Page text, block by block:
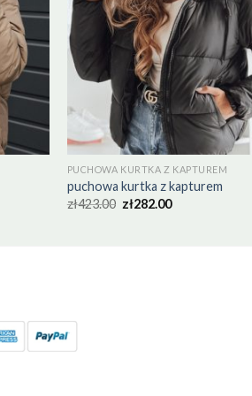
PUCHOWA KURTKA Z KAPTUREM
puchowa kurtka z kapturem
zł423.00 zł282.00